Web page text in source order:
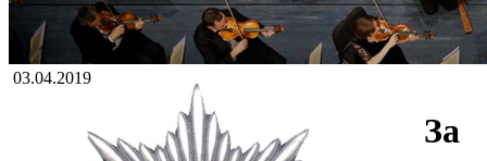
03.04.2019
За